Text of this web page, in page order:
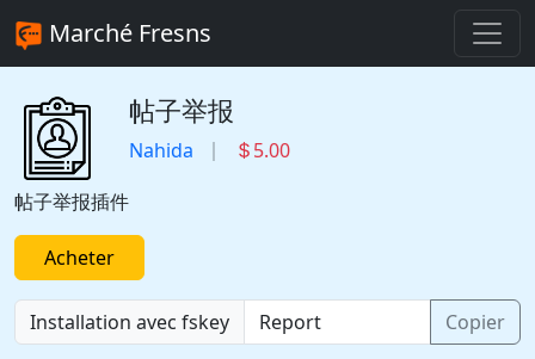
Marché Fresns
帖子举报
Nahida
5.00
帖子举报插件
Acheter
Installation avec fskey Copier